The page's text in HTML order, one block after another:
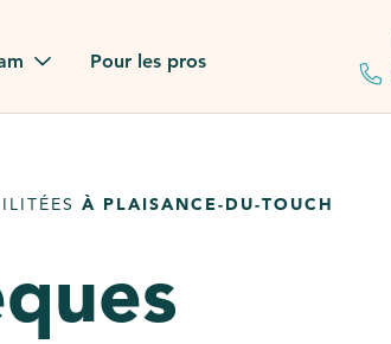
la presse
Pour les pros
À PLAISANCE-DU-TOUCH